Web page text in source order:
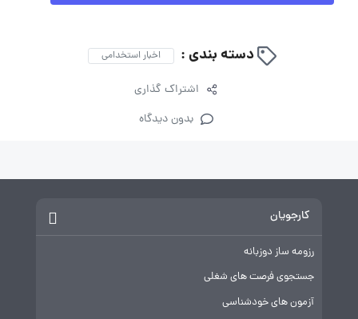
دسته بندی : اخبار استخدامی
اشتراک گذاری
بدون دیدگاه
کارجویان
رزومه ساز دوزبانه
جستجوی فرصت های شغلی
آزمون های خودشناسی